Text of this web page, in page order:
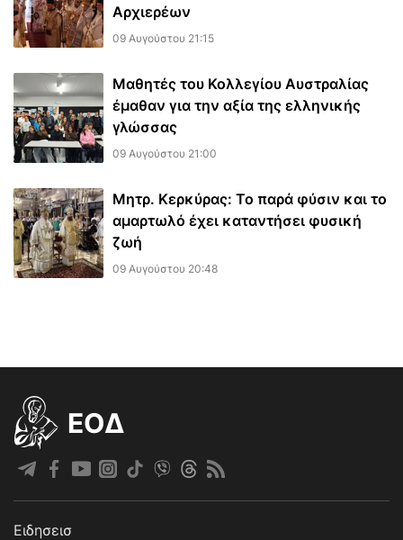
Αρχιερέων
09 Αυγούστου 21:15
Μαθητές του Κολλεγίου Αυστραλίας
έμαθαν για την αξία της ελληνικής
γλώσσας
09 Αυγούστου 21:00
Μητρ. Κερκύρας: Το παρά φύσιν και το
αμαρτωλό έχει καταντήσει φυσική
ζωή
09 Αυγούστου 20:48
EOΔ
Ειδησεισ